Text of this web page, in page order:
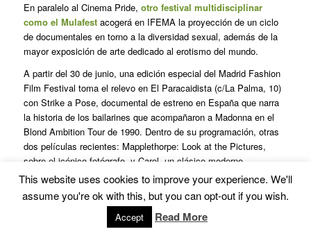
En paralelo al Cinema Pride, otro festival multidisciplinar
como el Mulafest acogerá en IFEMA la proyección de un ciclo
de documentales en torno a la diversidad sexual, además de la
mayor exposición de arte dedicado al erotismo del mundo.
A partir del 30 de junio, una edición especial del Madrid Fashion
Film Festival toma el relevo en El Paracaidista (c/La Palma, 10)
con Strike a Pose, documental de estreno en España que narra
la historia de los bailarines que acompañaron a Madonna en el
Blond Ambition Tour de 1990. Dentro de su programación, otras
dos películas recientes: Mapplethorpe: Look at the Pictures,
sobre el icónico fotógrafo, y Carol, un clásico moderno
protagonizado por Cate Blanchett y dirigido por Todd Haynes,
todo un referente cinéfilo para la comunidad homosexual.
Artes escéncias
This website uses cookies to improve your experience. We'll
assume you're ok with this, but you can opt-out if you wish.
Accept Read More